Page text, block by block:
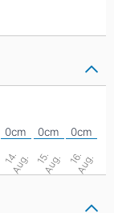
14
.
A
u
g. 15
.
A
u
g. 16
.
A
u
g.